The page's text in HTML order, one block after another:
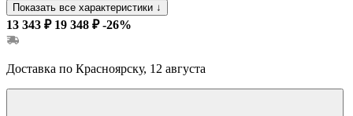
Показать все характеристики ↓
13 343 ₽ 19 348 ₽ -26%
Доставка по Красноярску, 12 августа